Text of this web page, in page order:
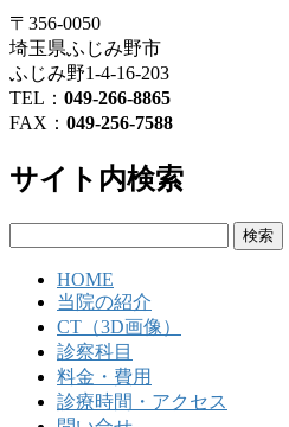
〒356-0050
埼玉県ふじみ野市
ふじみ野1-4-16-203
TEL： 049-266-8865
FAX： 049-256-7588
サイト内検索
HOME
当院の紹介
CT（3D画像）
診察科目
料金・費用
診療時間・アクセス